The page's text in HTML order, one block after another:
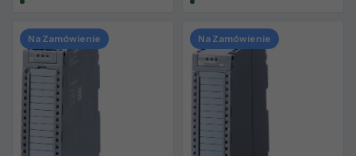
Na Zamówienie Na Zamówienie